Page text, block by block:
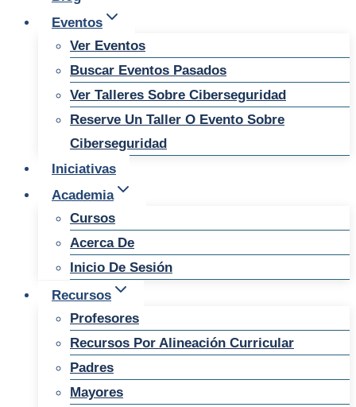
Eventos
Ver Eventos
Buscar Eventos Pasados
Ver Talleres Sobre Ciberseguridad
Reserve Un Taller O Evento Sobre
Ciberseguridad
Iniciativas
Academia
Cursos
Acerca De
Inicio De Sesión
Recursos
Profesores
Recursos Por Alineación Curricular
Padres
Mayores